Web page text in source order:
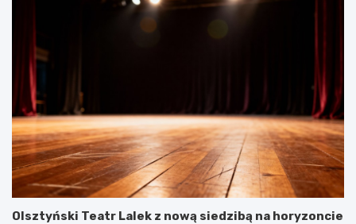
Olsztyński Teatr Lalek z nową siedzibą na horyzoncie